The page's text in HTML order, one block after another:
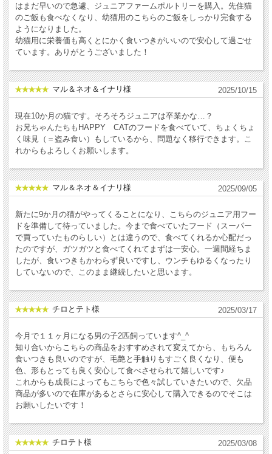
はまだ早いので急遽、ジュニアファームポルトリーを購入。先住猫
のご飯も食べなくなり、幼猫用のこちらのご飯をしっかり完食する
ようになりました。
幼猫用に栄養価も高くとにかく食いつきがいいので安心して過ごせ
ています。ありがとうございました！
マル＆ネオ＆イナリ様 2025/10/15
現在10か月の猫です。そろそろジュニアは卒業かな…？
お兄ちゃんたちもHAPPY CATのフードを食べていて、ちょくちょ
く味見（＝盗み食い）もしているから、問題なく移行できます。こ
れからもよろしくお願いします。
マル＆ネオ＆イナリ様 2025/09/05
新たに9か月の猫がやってくることになり、こちらのジュニア用フー
ドを準備して待っていました。今まで食べていたフード（スーパー
で買っていたものらしい）とは違うので、食べてくれるか心配だっ
たのですが、ガツガツと食べてくれてまずは一安心。一週間経ちま
したが、食いつきもかわらず良いですし、ウンチもゆるくなったり
していないので、このまま継続したいと思います。
チロとテト様 2025/03/17
今月で１１ヶ月になる男の子2匹飼っています^_^
知り合いからこちらの商品をおすすめされて変えてから、もちろん
食いつきも良いのですが、毛艶と手触りもすごく良くなり、便も
色、形もとっても良く安心して食べさせられて嬉しいです♪
これからも成長によってもこちらで色々試していきたいので、欠品
商品が多いので在庫があるとさらに安心して購入できるのでそこは
お願いしたいです！
チロテト様 2025/03/08